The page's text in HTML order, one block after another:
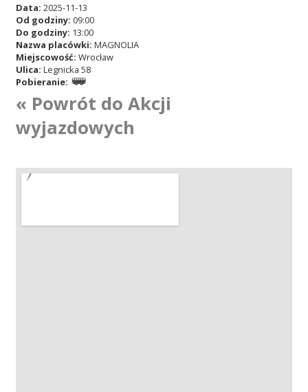
RCKiK
Akcje wyjazdowe
Krwiodawcy
Szpitale
Data: 2025-11-13
Od godziny: 09:00
Do godziny: 13:00
Nazwa placówki: MAGNOLIA
Miejscowość: Wrocław
Ulica: Legnicka 58
Pobieranie:
« Powrót do Akcji
wyjazdowych